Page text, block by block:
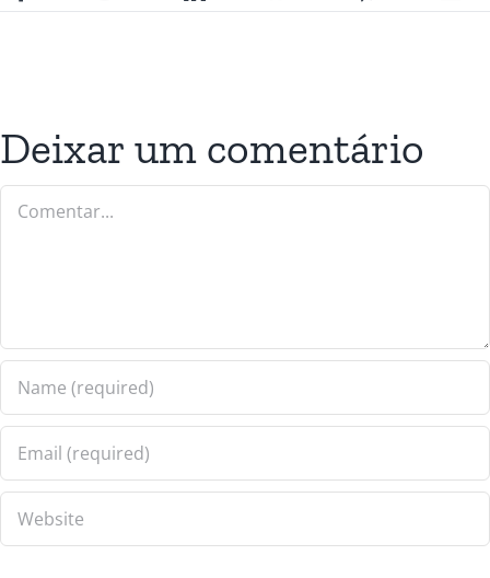
Deixar um comentário